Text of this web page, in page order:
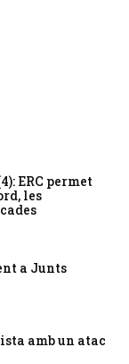
ERC permet
les
a Junts
amb un atac